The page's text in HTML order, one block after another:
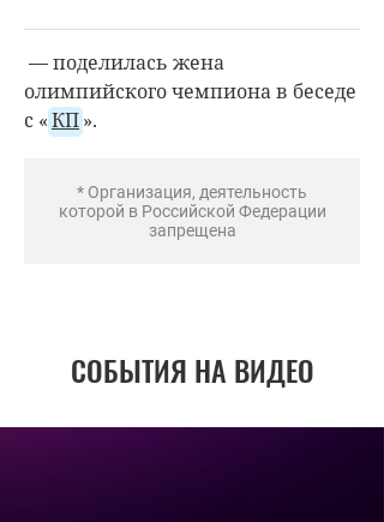
— поделилась жена
олимпийского чемпиона в беседе
с «КП».
* Организация, деятельность
которой в Российской Федерации
запрещена
СОБЫТИЯ НА ВИДЕО